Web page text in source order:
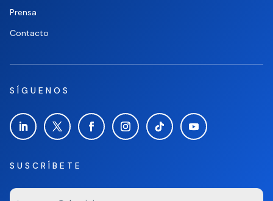
Prensa
Contacto
SUSCRÍBETE
SÍGUENOS